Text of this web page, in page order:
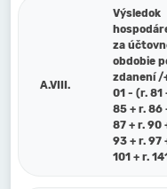
A.VIII.
Výsledok
za
obdobie
zdanení /
01 - (r. 81
85 + r. 86
87 + r. 90
93 + r. 97
101 + r.